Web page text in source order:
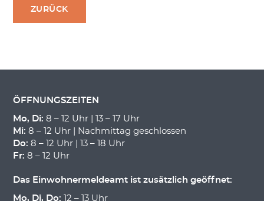
ZURÜCK
ÖFFNUNGSZEITEN
Mo, Di: 8 – 12 Uhr | 13 – 17 Uhr
Mi: 8 – 12 Uhr | Nachmittag geschlossen
Do: 8 – 12 Uhr | 13 – 18 Uhr
Fr: 8 – 12 Uhr
Das Einwohnermeldeamt ist zusätzlich geöffnet:
Mo, Di, Do: 12 – 13 Uhr